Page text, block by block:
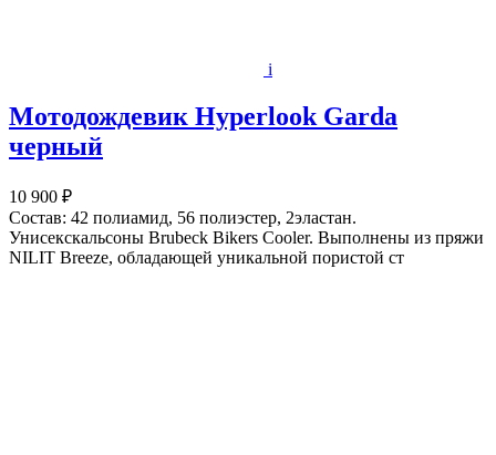
i
Мотодождевик Hyperlook Garda
черный
10 900 ₽
Состав: 42 полиамид, 56 полиэстер, 2эластан.
Унисекскальсоны Brubeck Bikers Cooler. Выполнены из пряжи
NILIT Breeze, обладающей уникальной пористой ст